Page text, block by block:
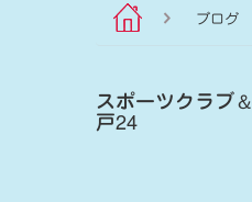
ブログ
スポーツクラブ＆
戸24